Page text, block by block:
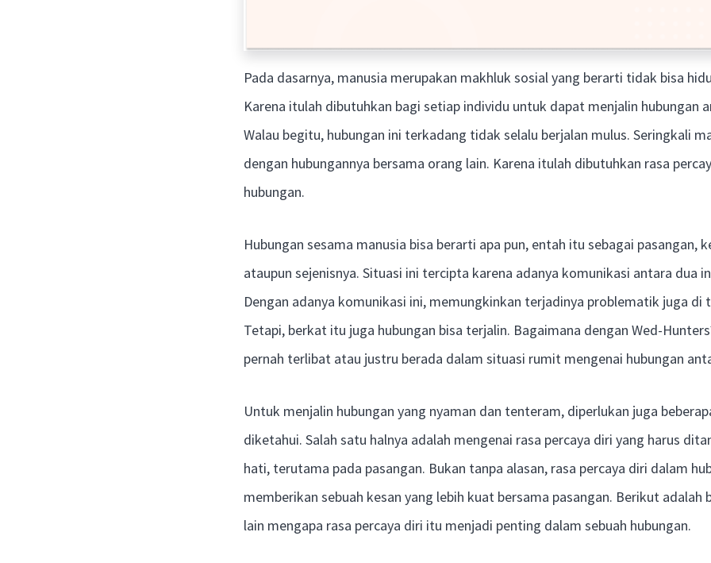
Pada dasarnya, manusia merupakan makhluk sosial yang berarti tidak bisa
Karena itulah dibutuhkan bagi setiap individu untuk dapat menjalin hubungan
Walau begitu, hubungan ini terkadang tidak selalu berjalan mulus. Seringkali
dengan hubungannya bersama orang lain. Karena itulah dibutuhkan rasa
hubungan.
Hubungan sesama manusia bisa berarti apa pun, entah itu sebagai pasangan,
ataupun sejenisnya. Situasi ini tercipta karena adanya komunikasi antara dua
Dengan adanya komunikasi ini, memungkinkan terjadinya problematik juga di
Tetapi, berkat itu juga hubungan bisa terjalin. Bagaimana dengan Wed-
pernah terlibat atau justru berada dalam situasi rumit mengenai hubungan
Untuk menjalin hubungan yang nyaman dan tenteram, diperlukan juga
diketahui. Salah satu halnya adalah mengenai rasa percaya diri yang harus
hati, terutama pada pasangan. Bukan tanpa alasan, rasa percaya diri dalam
memberikan sebuah kesan yang lebih kuat bersama pasangan. Berikut adalah
lain mengapa rasa percaya diri itu menjadi penting dalam sebuah hubungan.